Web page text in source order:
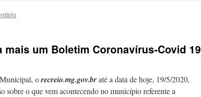
mais um Boletim Coronavírus-Covid 19
orecreio.mg.gov.braté a data de hoje, 19/5/2020,
sobre o que vem acontecendo no município referente a